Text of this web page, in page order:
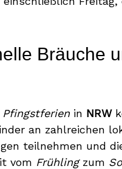
Bräuche
Pfingstferienin NRW
an zahlreichen
teilnehmen und
vom Frühlingzum